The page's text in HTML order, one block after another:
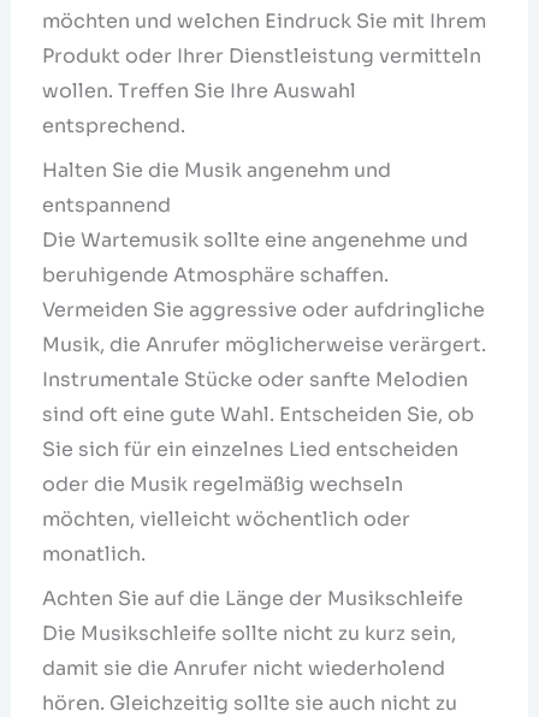
möchten und welchen Eindruck Sie mit Ihrem
Produkt oder Ihrer Dienstleistung vermitteln
wollen. Treffen Sie Ihre Auswahl
entsprechend.
Halten Sie die Musik angenehm und
entspannend
Die Wartemusik sollte eine angenehme und
beruhigende Atmosphäre schaffen.
Vermeiden Sie aggressive oder aufdringliche
Musik, die Anrufer möglicherweise verärgert.
Instrumentale Stücke oder sanfte Melodien
sind oft eine gute Wahl. Entscheiden Sie, ob
Sie sich für ein einzelnes Lied entscheiden
oder die Musik regelmäßig wechseln
möchten, vielleicht wöchentlich oder
monatlich.
Achten Sie auf die Länge der Musikschleife
Die Musikschleife sollte nicht zu kurz sein,
damit sie die Anrufer nicht wiederholend
hören. Gleichzeitig sollte sie auch nicht zu